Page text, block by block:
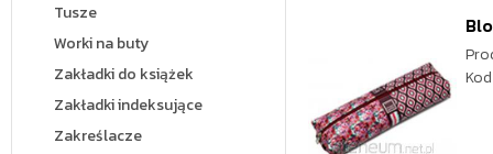
Tusze
Worki na buty
Zakładki do książek
Zakładki indeksujące
Zakreślacze